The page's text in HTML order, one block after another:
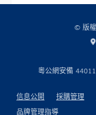
© 版
粵公網安備
信息公開 採購管理
品牌管理指導